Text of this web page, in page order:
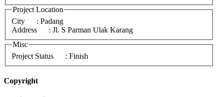
Project Location
City
: Padang
Address
: Jl. S Parman Ulak Karang
Misc
Project Status
: Finish
Copyright